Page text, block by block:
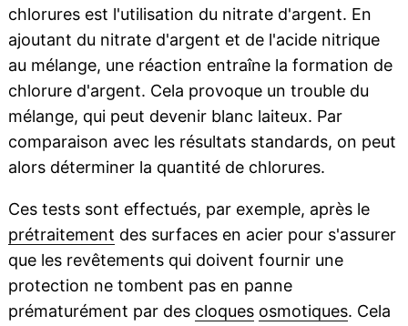
chlorures est l'utilisation du nitrate d'argent. En
ajoutant du nitrate d'argent et de l'acide nitrique
au mélange, une réaction entraîne la formation de
chlorure d'argent. Cela provoque un trouble du
mélange, qui peut devenir blanc laiteux. Par
comparaison avec les résultats standards, on peut
alors déterminer la quantité de chlorures.
Ces tests sont effectués, par exemple, après le
prétraitement des surfaces en acier pour s'assurer
que les revêtements qui doivent fournir une
protection ne tombent pas en panne
prématurément par des cloques osmotiques. Cela